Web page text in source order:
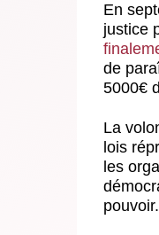
En
justice
de
5000€
La
lois
les
pouvoir.